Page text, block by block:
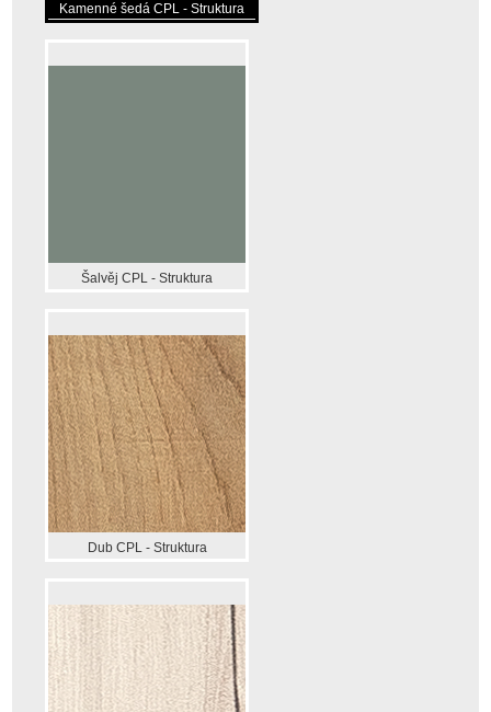
Kamenné šedá CPL - Struktura
Šalvěj CPL - Struktura
Dub CPL - Struktura